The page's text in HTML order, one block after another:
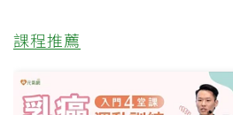
課程推薦